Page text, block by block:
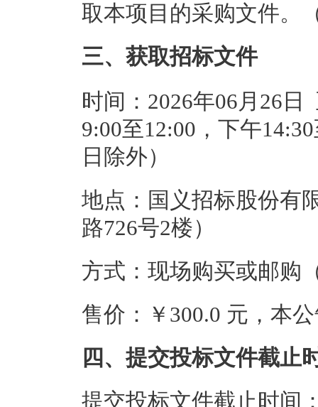
取本项目的采购文件。
三、获取招标文件
时间：2026年06月26
9:00至12:00，下午
日除外）
地点：国义招标股份有
路726号2楼）
方式：现场购买或邮购
售价：￥300.0 元，本
四、提交投标文件截止
提交投标文件截止时间